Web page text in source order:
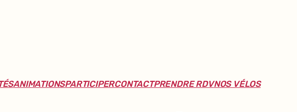
ANIMATIONSPARTICIPERCONTACTPRENDRE RDVNOS VÉLOS